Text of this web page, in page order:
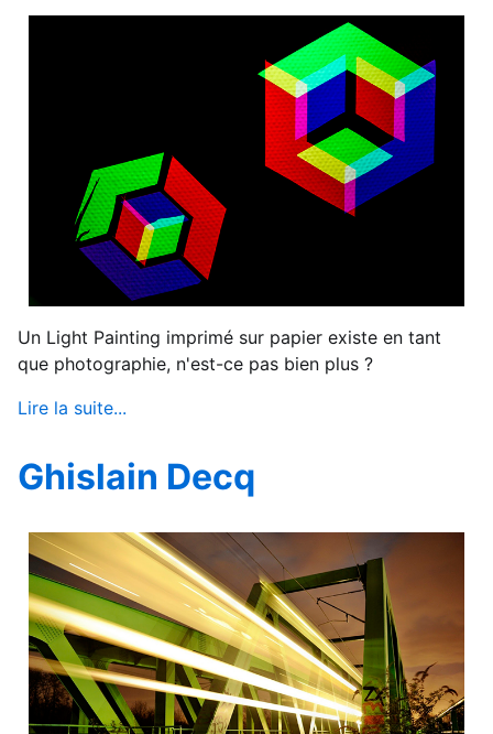
Un Light Painting imprimé sur papier existe en tant
que photographie, n'est-ce pas bien plus ?
Lire la suite...
Ghislain Decq